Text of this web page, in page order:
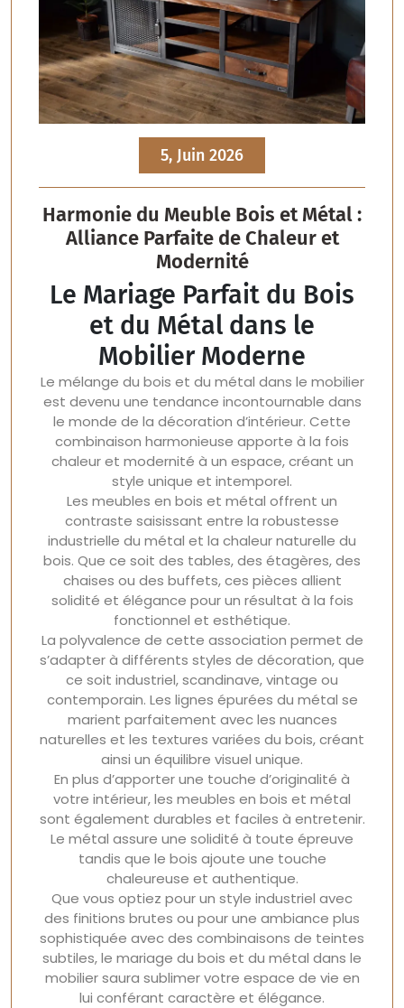
5, Juin 2026
Harmonie du Meuble Bois et Métal :
Alliance Parfaite de Chaleur et
Modernité
Le Mariage Parfait du Bois
et du Métal dans le
Mobilier Moderne
Le mélange du bois et du métal dans le mobilier
est devenu une tendance incontournable dans
le monde de la décoration d’intérieur. Cette
combinaison harmonieuse apporte à la fois
chaleur et modernité à un espace, créant un
style unique et intemporel.
Les meubles en bois et métal offrent un
contraste saisissant entre la robustesse
industrielle du métal et la chaleur naturelle du
bois. Que ce soit des tables, des étagères, des
chaises ou des buffets, ces pièces allient
solidité et élégance pour un résultat à la fois
fonctionnel et esthétique.
La polyvalence de cette association permet de
s’adapter à différents styles de décoration, que
ce soit industriel, scandinave, vintage ou
contemporain. Les lignes épurées du métal se
marient parfaitement avec les nuances
naturelles et les textures variées du bois, créant
ainsi un équilibre visuel unique.
En plus d’apporter une touche d’originalité à
votre intérieur, les meubles en bois et métal
sont également durables et faciles à entretenir.
Le métal assure une solidité à toute épreuve
tandis que le bois ajoute une touche
chaleureuse et authentique.
Que vous optiez pour un style industriel avec
des finitions brutes ou pour une ambiance plus
sophistiquée avec des combinaisons de teintes
subtiles, le mariage du bois et du métal dans le
mobilier saura sublimer votre espace de vie en
lui conférant caractère et élégance.